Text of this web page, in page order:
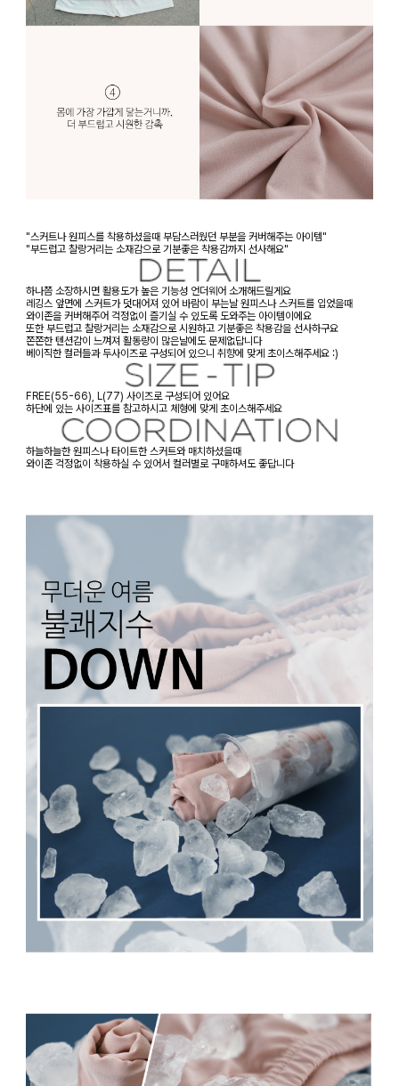
"스커트나 원피스를 착용하셨을때 부담스러웠던 부분을 커버해주는 아이템"
"부드럽고 찰랑거리는 소재감으로 기분좋은 착용감까지 선사해요"
하나쯤 소장하시면 활용도가 높은 기능성 언더웨어 소개해드릴게요
레깅스 앞면에 스커트가 덧대어져 있어 바람이 부는날 원피스나 스커트를 입었을때
와이존을 커버해주어 걱정없이 즐기실 수 있도록 도와주는 아이템이에요
또한 부드럽고 찰랑거리는 소재감으로 시원하고 기분좋은 착용감을 선사하구요
쫀쫀한 텐션감이 느껴져 활동량이 많은날에도 문제없답니다
베이직한 컬러들과 두사이즈로 구성되어 있으니 취향에 맞게 초이스해주세요 :)
FREE(55-66), L(77) 사이즈로 구성되어 있어요
하단에 있는 사이즈표를 참고하시고 체형에 맞게 초이스해주세요
하늘하늘한 원피스나 타이트한 스커트와 매치하셨을때
와이존 걱정없이 착용하실 수 있어서 컬러별로 구매하셔도 좋답니다